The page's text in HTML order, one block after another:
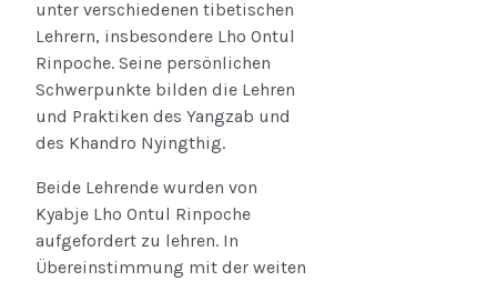
unter verschiedenen tibetischen
Lehrern, insbesondere Lho Ontul
Rinpoche. Seine persönlichen
Schwerpunkte bilden die Lehren
und Praktiken des Yangzab und
des Khandro Nyingthig.
Beide Lehrende wurden von
Kyabje Lho Ontul Rinpoche
aufgefordert zu lehren. In
Übereinstimmung mit der weiten